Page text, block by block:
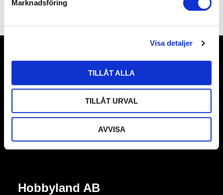
Marknadsföring
Visa detaljer
TILLÅT ALLA
TILLÅT URVAL
AVVISA
Omdömen
Nyhetsbrev
Prenumerera
Hobbyland AB